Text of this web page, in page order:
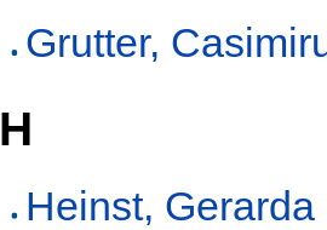
Grutter,
H
Heinst, Gerarda